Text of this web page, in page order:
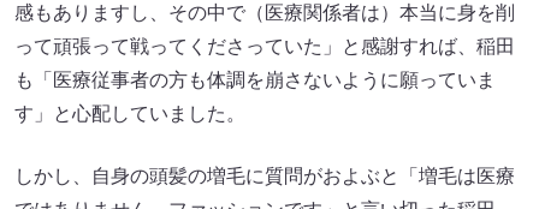
感もありますし、その中で（医療関係者は）本当に身を削
って頑張って戦ってくださっていた」と感謝すれば、稲田
も「医療従事者の方も体調を崩さないように願っていま
す」と心配していました。
しかし、自身の頭髪の増毛に質問がおよぶと「増毛は医療